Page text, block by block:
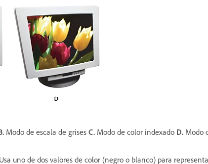
Modo de escala de grises C. Modo de color indexado D. Modo
Usa uno de dos valores de color (negro o blanco) para